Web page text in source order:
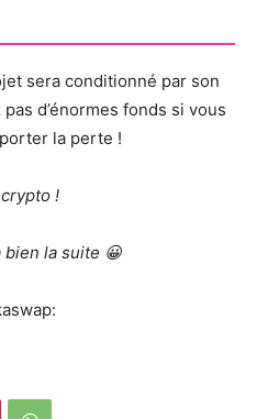
sera conditionné par son
d’énormes fonds si vous
la perte !
!
bien la suite 😀